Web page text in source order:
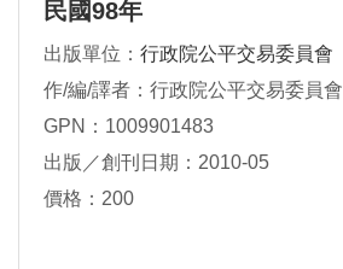
民國98年
出版單位： 行政院公平交易委員會
作/編/譯者：行政院公平交易委員會
GPN：1009901483
出版／創刊日期：2010-05
價格：200